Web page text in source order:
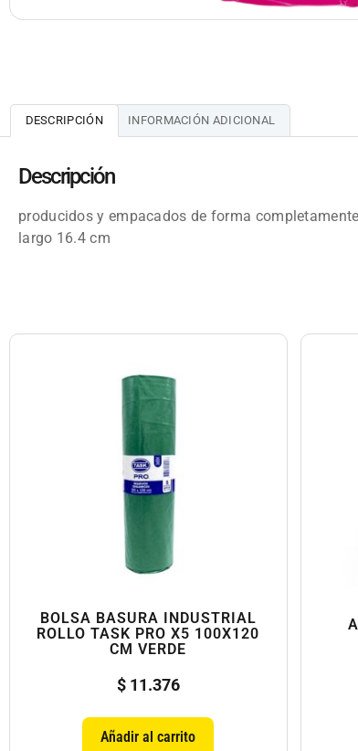
DESCRIPCIÓN INFORMACIÓN ADICIONAL
Descripción
producidos y empacados de forma
largo 16.4 cm
BOLSA BASURA INDUSTRIAL
ROLLO TASK PRO X5 100X120
CM VERDE
$11.376
Añadir al carrito